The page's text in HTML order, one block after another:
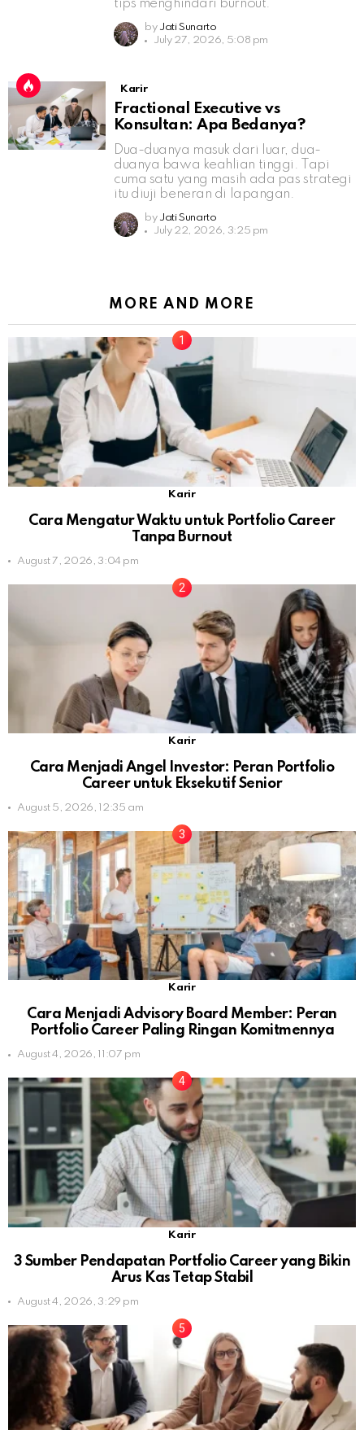
tips menghindari burnout.
by Jati Sunarto
July 27, 2026, 5:08 pm
Karir
Fractional Executive vs
Konsultan: Apa Bedanya?
Dua-duanya masuk dari luar, dua-
duanya bawa keahlian tinggi. Tapi
cuma satu yang masih ada pas strategi
itu diuji beneran di lapangan.
by Jati Sunarto
July 22, 2026, 3:25 pm
MORE AND MORE
Karir
Cara Mengatur Waktu untuk Portfolio Career
Tanpa Burnout
August 7, 2026, 3:04 pm
Karir
Cara Menjadi Angel Investor: Peran Portfolio
Career untuk Eksekutif Senior
August 5, 2026, 12:35 am
Karir
Cara Menjadi Advisory Board Member: Peran
Portfolio Career Paling Ringan Komitmennya
August 4, 2026, 11:07 pm
Karir
3 Sumber Pendapatan Portfolio Career yang Bikin
Arus Kas Tetap Stabil
August 4, 2026, 3:29 pm